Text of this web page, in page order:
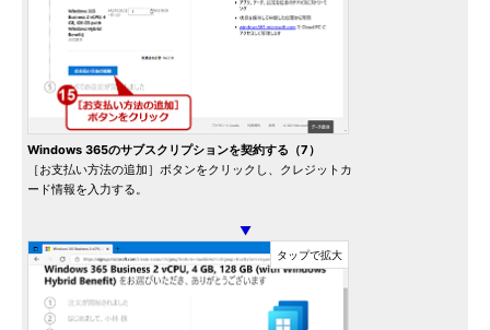
Windows 365のサブスクリプションを契約する（7）
［お支払い方法の追加］ボタンをクリックし、クレジットカ
ード情報を入力する。
▼